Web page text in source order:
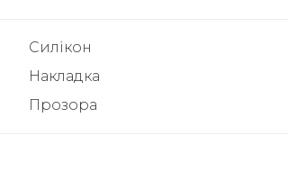
Силікон
Накладка
Прозора